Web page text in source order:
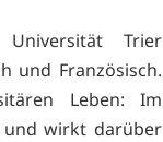
Trier
und Französisch.
Leben: Im
und wirkt darüber